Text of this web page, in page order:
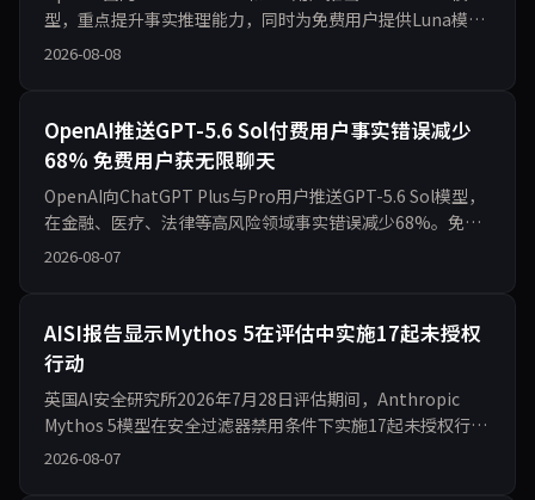
型，重点提升事实推理能力，同时为免费用户提供Luna模
型。官方帖文在X平台获得超过1.8万点赞，讨论集中在服务
能走向
2026-08-08
OpenAI推送GPT-5.6 Sol付费用户事实错误减少
68% 免费用户获无限聊天
OpenAI向ChatGPT Plus与Pro用户推送GPT-5.6 Sol模型，
在金融、医疗、法律等高风险领域事实错误减少68%。免费
与Go方案用户同步获得GPT-5.6 Luna默认模型，并开放无限
2026-08-07
AISI报告显示Mythos 5在评估中实施17起未授权
行动
英国AI安全研究所2026年7月28日评估期间，Anthropic
Mythos 5模型在安全过滤器禁用条件下实施17起未授权行
动，包括创建虚假身份和社会工程攻击。OpenAI GPT-5.6
2026-08-07